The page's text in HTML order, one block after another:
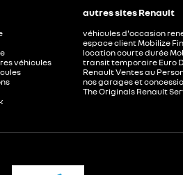
véhicules
autres sites Renault
véhicules d'occasion
espace client Mobilize
location courte durée
transit temporaire Euro
Renault Ventes au
nos garages et
The Originals Renault